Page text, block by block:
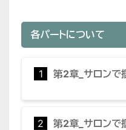
各パートについて
1 第2章_サロンで
2 第2章_サロンで